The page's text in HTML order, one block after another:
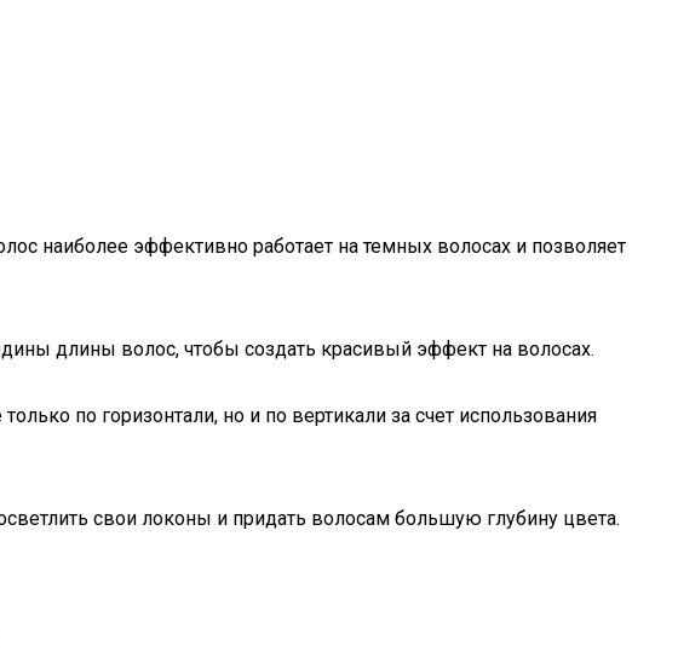
наиболее эффективно работает на темных волосах и позволяет
длины волос, чтобы создать красивый эффект на волосах.
по горизонтали, но и по вертикали за счет использования
свои локоны и придать волосам большую глубину цвета.